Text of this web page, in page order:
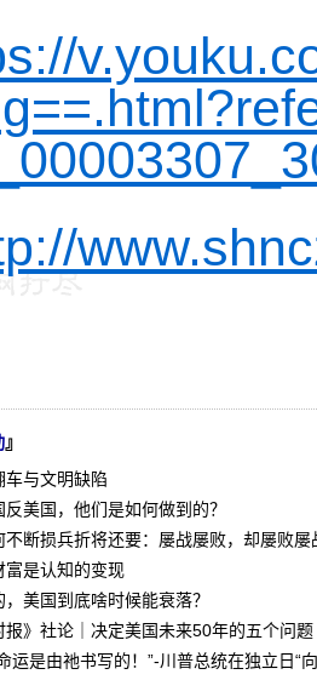
』
车与文明缺陷
美国，他们是如何做到的？
不断损兵折将还要：屡战屡败，却屡败屡
富是认知的变现
美国到底啥时候能衰落？
报》社论｜决定美国未来50年的五个问题
运是由祂书写的！”-川普总统在独立日“